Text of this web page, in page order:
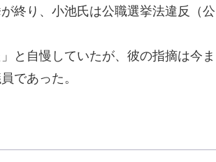
終り 、 小池氏は公職選挙法違反 （公
と自慢していたが、彼の指摘は今ま
であった。